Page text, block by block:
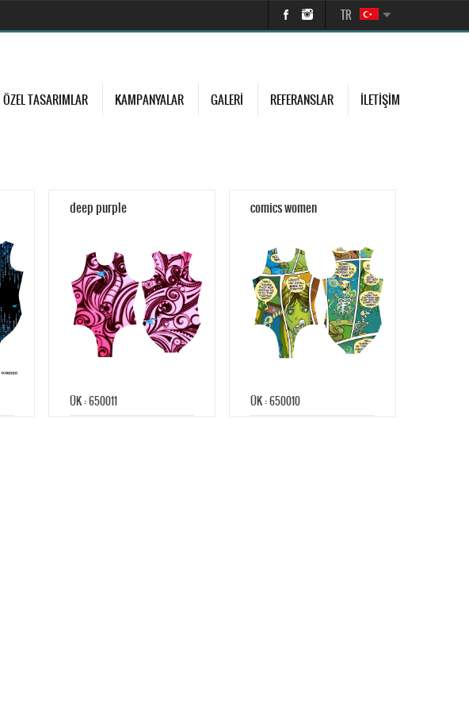
TR
ÖZEL TASARIMLAR KAMPANYALAR GALERI REFERANSLAR İLETIŞIM
deep purple
ÜK : 650011
comics women
ÜK : 650010